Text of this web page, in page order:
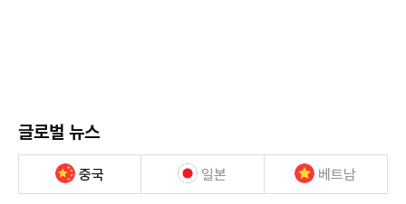
글로벌 뉴스
중국 일본 베트남